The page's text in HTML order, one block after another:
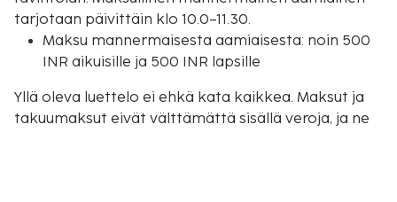
tarjotaan päivittäin klo 10.0–11.30.
Maksu mannermaisesta aamiaisesta: noin 500
INR aikuisille ja 500 INR lapsille
Yllä oleva luettelo ei ehkä kata kaikkea. Maksut ja
takuumaksut eivät välttämättä sisällä veroja, ja ne